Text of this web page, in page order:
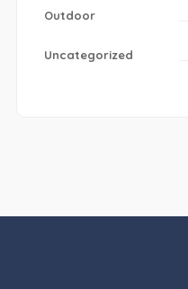
Outdoor
Uncategorized